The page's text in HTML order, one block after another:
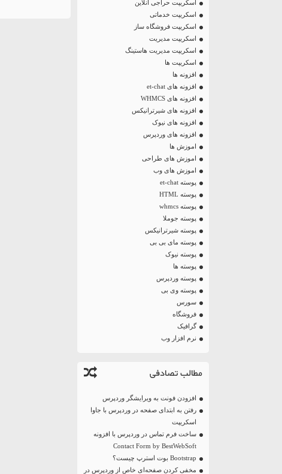
اسکریپت حراجی آنلاین
اسکریپت خدماتی
اسکریپت فروشگاه ساز
اسکریپت مدیریت
اسکریپت مدیریت هاستینگ
اسکریپت ها
افزونه ها
افزونه های et-chat
افزونه های WHMCS
افزونه های شیرترانیکس
افزونه های نیوک
افزونه های وردپرس
اموزش ها
اموزش های طراحی
اموزش های وب
پوسته et-chat
پوسته HTML
پوسته whmcs
پوسته جوملا
پوسته شیرترانیکس
پوسته مای بی بی
پوسته نیوک
پوسته ها
پوسته وردپرس
پوسته وی بی
سورس
فروشگاه
گرافیک
نرم افزار وب
مطالب تصادفی
افزودن فونت به ویرایشگر وردپرس
رفتن به ابتدای صفحه در وردپرس با جاوا
اسکریپت
ساخت فرم تماس در وردپرس با افزونه
Contact Form by BestWebSoft
Bootstrap بوت استرپ چیست؟
مخفی کردن صفحه‌ای خاص از وردپرس در